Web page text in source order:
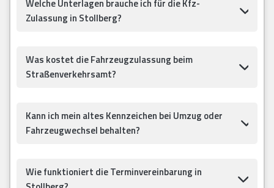
Welche Unterlagen brauche ich für die Kfz-
Zulassung in Stollberg?
Was kostet die Fahrzeugzulassung beim
Straßenverkehrsamt?
Kann ich mein altes Kennzeichen bei Umzug oder
Fahrzeugwechsel behalten?
Wie funktioniert die Terminvereinbarung in